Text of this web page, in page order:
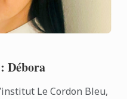
Débora
Le Cordon Bleu,